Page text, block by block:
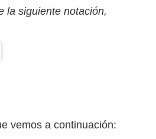
la siguiente notación,
vemos a continuación: